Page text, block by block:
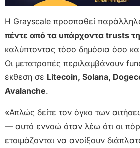
Η Grayscale προσπαθεί
πέντε από τα υπάρχοντα trusts
καλύπτοντας τόσο δημόσια όσο
Οι μετατροπές περιλαμβάνουν
έκθεση σε Litecoin, Solana,
Avalanche.
«Απλώς δείτε τον όγκο των
— αυτό εννοώ όταν λέω ότι οι
ετοιμάζονται να ανοίξουν